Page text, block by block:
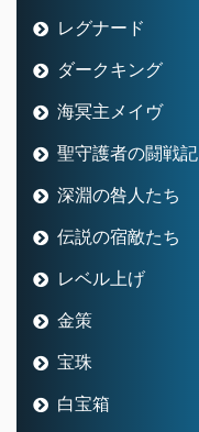
レグナード
ダークキング
海冥主メイヴ
聖守護者の闘戦記
深淵の咎人たち
伝説の宿敵たち
レベル上げ
金策
宝珠
白宝箱